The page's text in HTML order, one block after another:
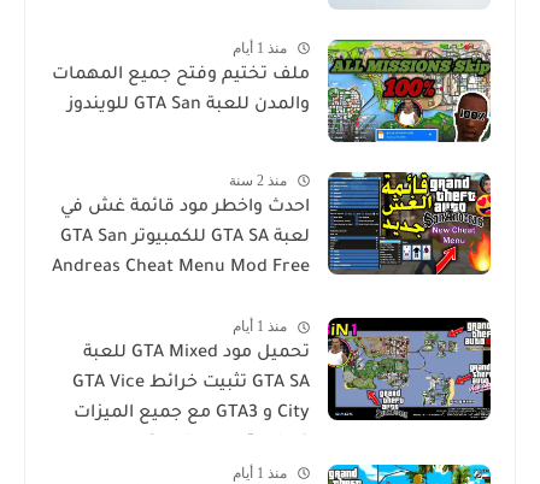
منذ 1 أيام
ملف تختيم وفتح جميع المهمات
والمدن للعبة GTA San للويندوز
منذ 2 سنة
احدث واخطر مود قائمة غش في
لعبة GTA SA للكمبيوتر GTA San
Andreas Cheat Menu Mod Free
منذ 1 أيام
تحميل مود GTA Mixed للعبة
GTA SA تثبيت خرائط GTA Vice
City و GTA3 مع جميع الميزات
منذ 1 أيام